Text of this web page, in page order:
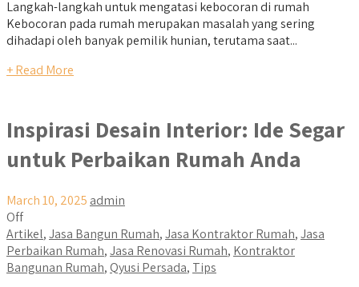
Langkah-langkah untuk mengatasi kebocoran di rumah
Kebocoran pada rumah merupakan masalah yang sering
dihadapi oleh banyak pemilik hunian, terutama saat...
+ Read More
Inspirasi Desain Interior: Ide Segar
untuk Perbaikan Rumah Anda
March 10, 2025 admin
Off
Artikel,Jasa Bangun Rumah,Jasa Kontraktor Rumah,Jasa
Perbaikan Rumah,Jasa Renovasi Rumah, Kontraktor
Bangunan Rumah,Qyusi Persada, Tips